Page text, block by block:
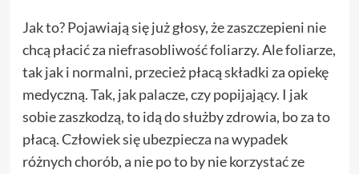
Jak to? Pojawiają się już głosy, że zaszczepieni nie
chcą płacić za niefrasobliwość foliarzy. Ale foliarze,
tak jak i normalni, przecież płacą składki za opiekę
medyczną. Tak, jak palacze, czy popijający. I jak
sobie zaszkodzą, to idą do służby zdrowia, bo za to
płacą. Człowiek się ubezpiecza na wypadek
różnych chorób, a nie po to by nie korzystać ze